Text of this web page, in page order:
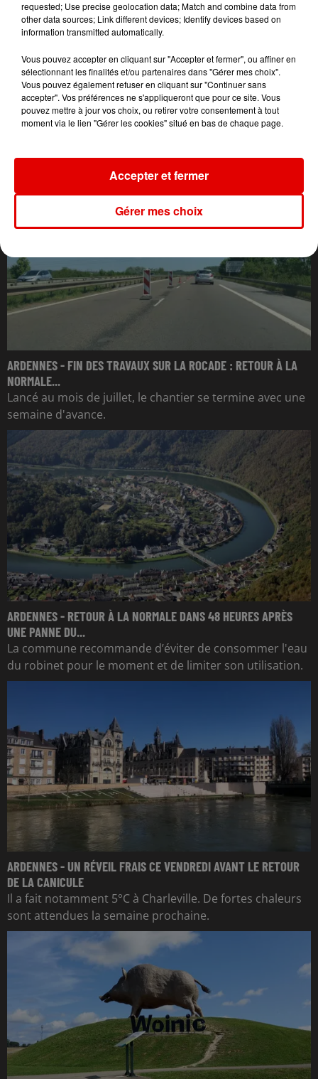
ARDENNES - FIN DES TRAVAUX SUR LA ROCADE : RETOUR À LA
NORMALE...
Lancé au mois de juillet, le chantier se termine avec une
semaine d'avance.
ARDENNES - RETOUR À LA NORMALE DANS 48 HEURES APRÈS
UNE PANNE DU...
La commune recommande d’éviter de consommer l'eau
du robinet pour le moment et de limiter son utilisation.
ARDENNES - UN RÉVEIL FRAIS CE VENDREDI AVANT LE RETOUR
DE LA CANICULE
Il a fait notamment 5°C à Charleville. De fortes chaleurs
sont attendues la semaine prochaine.
requested; Use precise geolocation data; Match and combine data from
other data sources; Link different devices; Identify devices based on
information transmitted automatically.
Vous pouvez accepter en cliquant sur "Accepter et fermer", ou affiner en
sélectionnant les finalités et/ou partenaires dans "Gérer mes choix".
Vous pouvez également refuser en cliquant sur "Continuer sans
accepter". Vos préférences ne s'appliqueront que pour ce site. Vous
pouvez mettre à jour vos choix, ou retirer votre consentement à tout
moment via le lien "Gérer les cookies" situé en bas de chaque page.
Gérer mes choix
Accepter et fermer